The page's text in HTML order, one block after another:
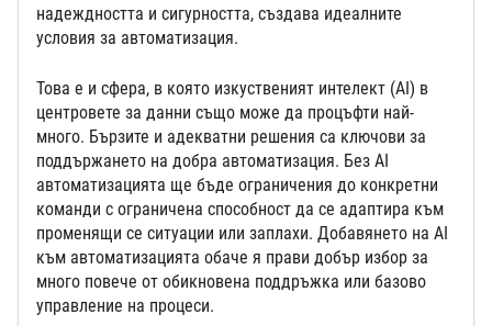
надеждността и сигурността, създава идеалните
условия за автоматизация.
Това е и сфера, в която изкуственият интелект (AI) в
центровете за данни също може да процъфти най-
много. Бързите и адекватни решения са ключови за
поддържането на добра автоматизация. Без AI
автоматизацията ще бъде ограничения до конкретни
команди с ограничена способност да се адаптира към
променящи се ситуации или заплахи. Добавянето на AI
към автоматизацията обаче я прави добър избор за
много повече от обикновена поддръжка или базово
управление на процеси.